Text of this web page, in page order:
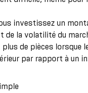
investissez un
de la volatilité du
de pièces lorsque
par rapport à un